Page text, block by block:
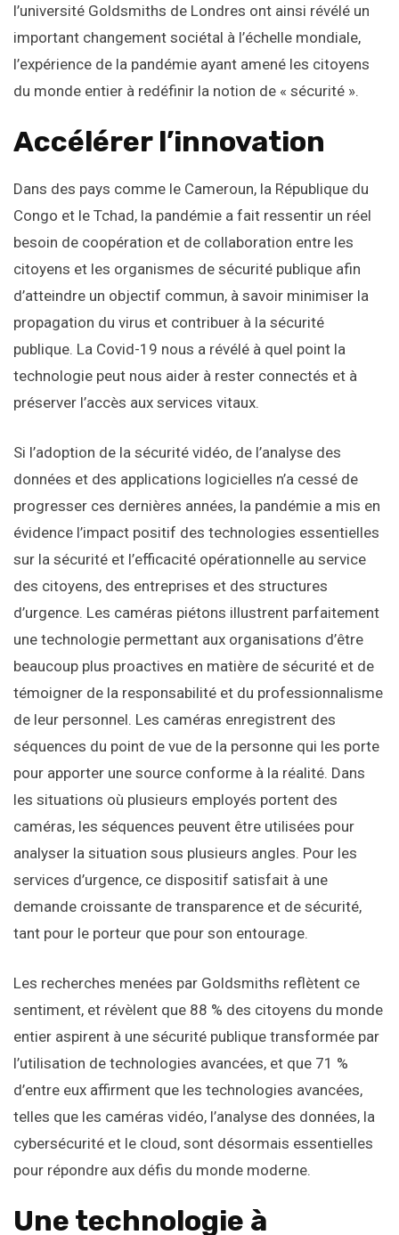
l’université Goldsmiths de Londres ont ainsi révélé un
important changement sociétal à l’échelle mondiale,
l’expérience de la pandémie ayant amené les citoyens
du monde entier à redéfinir la notion de « sécurité ».
Accélérer l’innovation
Dans des pays comme le Cameroun, la République du
Congo et le Tchad, la pandémie a fait ressentir un réel
besoin de coopération et de collaboration entre les
citoyens et les organismes de sécurité publique afin
d’atteindre un objectif commun, à savoir minimiser la
propagation du virus et contribuer à la sécurité
publique. La Covid-19 nous a révélé à quel point la
technologie peut nous aider à rester connectés et à
préserver l’accès aux services vitaux.
Si l’adoption de la sécurité vidéo, de l’analyse des
données et des applications logicielles n’a cessé de
progresser ces dernières années, la pandémie a mis en
évidence l’impact positif des technologies essentielles
sur la sécurité et l’efficacité opérationnelle au service
des citoyens, des entreprises et des structures
d’urgence. Les caméras piétons illustrent parfaitement
une technologie permettant aux organisations d’être
beaucoup plus proactives en matière de sécurité et de
témoigner de la responsabilité et du professionnalisme
de leur personnel. Les caméras enregistrent des
séquences du point de vue de la personne qui les porte
pour apporter une source conforme à la réalité. Dans
les situations où plusieurs employés portent des
caméras, les séquences peuvent être utilisées pour
analyser la situation sous plusieurs angles. Pour les
services d’urgence, ce dispositif satisfait à une
demande croissante de transparence et de sécurité,
tant pour le porteur que pour son entourage.
Les recherches menées par Goldsmiths reflètent ce
sentiment, et révèlent que 88 % des citoyens du monde
entier aspirent à une sécurité publique transformée par
l’utilisation de technologies avancées, et que 71 %
d’entre eux affirment que les technologies avancées,
telles que les caméras vidéo, l’analyse des données, la
cybersécurité et le cloud, sont désormais essentielles
pour répondre aux défis du monde moderne.
Une technologie à